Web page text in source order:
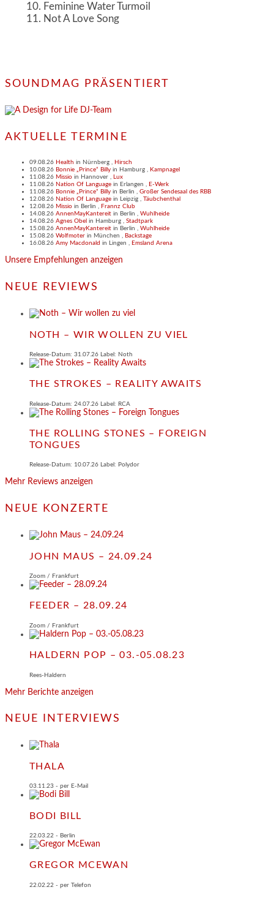
Feminine Water Turmoil
Not A Love Song
SOUNDMAG PRÄSENTIERT
AKTUELLE TERMINE
09.08.26 Health in Nürnberg , Hirsch
10.08.26 Bonnie „Prince“ Billy in Hamburg , Kampnagel
11.08.26 Missio in Hannover , Lux
11.08.26 Nation Of Language in Erlangen , E-Werk
11.08.26 Bonnie „Prince“ Billy in Berlin , Großer Sendesaal des RBB
12.08.26 Nation Of Language in Leipzig , Täubchenthal
12.08.26 Missio in Berlin , Frannz Club
14.08.26 AnnenMayKantereit in Berlin , Wuhlheide
14.08.26 Agnes Obel in Hamburg , Stadtpark
15.08.26 AnnenMayKantereit in Berlin , Wuhlheide
15.08.26 Wolfmoter in München , Backstage
16.08.26 Amy Macdonald in Lingen , Emsland Arena
Unsere Empfehlungen anzeigen
NEUE REVIEWS
NOTH – WIR WOLLEN ZU VIEL
Release-Datum: 31.07.26 Label: Noth
THE STROKES – REALITY AWAITS
Release-Datum: 24.07.26 Label: RCA
THE ROLLING STONES – FOREIGN
TONGUES
Release-Datum: 10.07.26 Label: Polydor
Mehr Reviews anzeigen
NEUE KONZERTE
JOHN MAUS – 24.09.24
Zoom / Frankfurt
FEEDER – 28.09.24
Zoom / Frankfurt
HALDERN POP – 03.-05.08.23
Rees-Haldern
Mehr Berichte anzeigen
NEUE INTERVIEWS
THALA
03.11.23 - per E-Mail
BODI BILL
22.03.22 - Berlin
GREGOR MCEWAN
22.02.22 - per Telefon